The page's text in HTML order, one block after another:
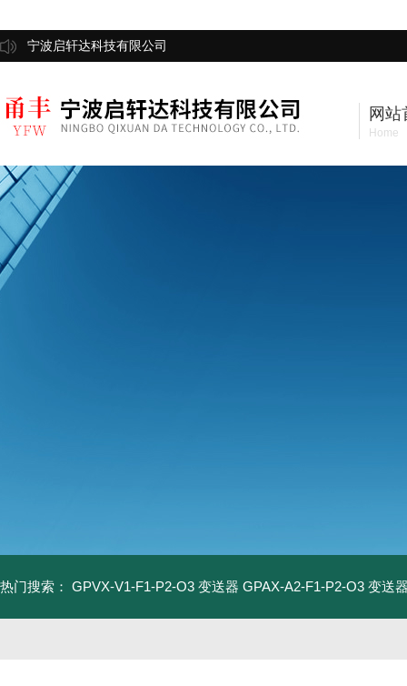
宁波启轩达科技有限公司
网站
Home
热门搜索： GPVX-V1-F1-P2-O3 变送器 GPAX-A2-F1-P2-O3 变送